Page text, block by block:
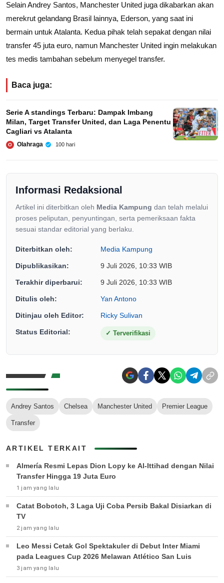
Selain Andrey Santos, Manchester United juga dikabarkan akan
merekrut gelandang Brasil lainnya, Ederson, yang saat ini
bermain untuk Atalanta. Kedua pihak telah sepakat dengan nilai
transfer 45 juta euro, namun Manchester United ingin melakukan
tes medis tambahan sebelum menyegel transfer.
Baca juga:
Serie A standings Terbaru: Dampak Imbang
Milan, Target Transfer United, dan Laga Penentu
Cagliari vs Atalanta
O Olahraga 100 hari
Informasi Redaksional
Artikel ini diterbitkan oleh Media Kampung dan telah melalui
proses peliputan, penyuntingan, serta pemeriksaan fakta
sesuai standar editorial yang berlaku.
Diterbitkan oleh: Media Kampung
Dipublikasikan: 9 Juli 2026, 10:33 WIB
Terakhir diperbarui: 9 Juli 2026, 10:33 WIB
Ditulis oleh: Yan Antono
Ditinjau oleh Editor: Ricky Sulivan
Status Editorial: ✓ Terverifikasi
Andrey Santos Chelsea Manchester United Premier League
Transfer
ARTIKEL TERKAIT
Almería Resmi Lepas Dion Lopy ke Al-Ittihad dengan Nilai
Transfer Hingga 19 Juta Euro
1 jam yang lalu
Catat Bobotoh, 3 Laga Uji Coba Persib Bakal Disiarkan di
TV
2 jam yang lalu
Leo Messi Cetak Gol Spektakuler di Debut Inter Miami
pada Leagues Cup 2026 Melawan Atlético San Luis
3 jam yang lalu